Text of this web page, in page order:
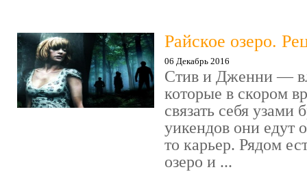
Райское озеро.
06 Декабрь 2016
Стив и Дженни —
которые в скором
связать себя узами
уикендов они едут
то карьер. Рядом
озеро и ...